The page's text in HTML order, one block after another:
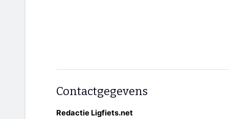
Contactgegevens
Redactie Ligfiets.net